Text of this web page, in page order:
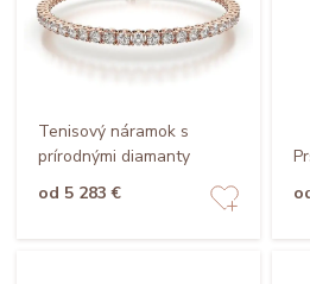
Tenisový náramok s
prírodnými diamanty
od 5 283 €